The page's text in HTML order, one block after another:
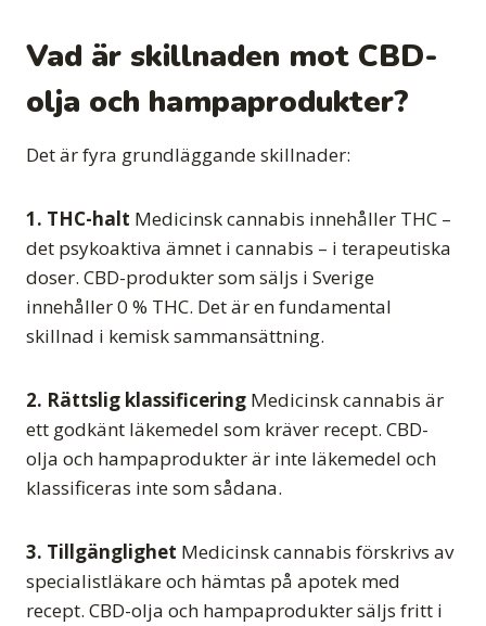
Vad är skillnaden mot CBD-
olja och hampaprodukter?
Det är fyra grundläggande skillnader:
1. THC-halt Medicinsk cannabis innehåller THC –
det psykoaktiva ämnet i cannabis – i terapeutiska
doser. CBD-produkter som säljs i Sverige
innehåller 0 % THC. Det är en fundamental
skillnad i kemisk sammansättning.
2. Rättslig klassificering Medicinsk cannabis är
ett godkänt läkemedel som kräver recept. CBD-
olja och hampaprodukter är inte läkemedel och
klassificeras inte som sådana.
3. Tillgänglighet Medicinsk cannabis förskrivs av
specialistläkare och hämtas på apotek med
recept. CBD-olja och hampaprodukter säljs fritt i